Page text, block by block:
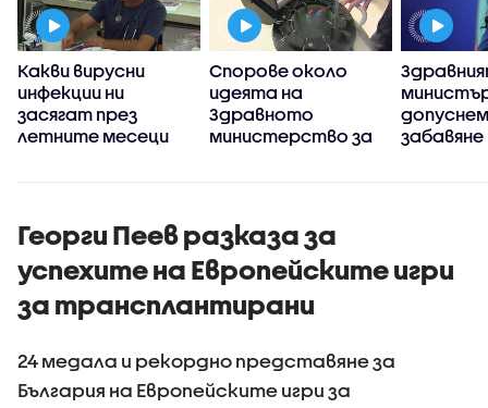
Какви вирусни
инфекции ни
засягат през
летните месеци
Спорове около
идеята на
Здравното
министерство за
държавния инвитро
забавяне
Георги Пеев разказа за
успехите на Европейските игри
за трансплантирани
24 медала и рекордно представяне за
България на Европейските игри за